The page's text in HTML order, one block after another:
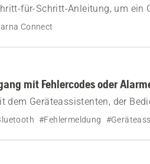
für-Schritt-Anleitung, um ein
zu entfernen.
Connect
mit Fehlercodes oder
dem Geräteassistenten, der
Fehler bei Ihren Husqvarna
#Fehlermeldung